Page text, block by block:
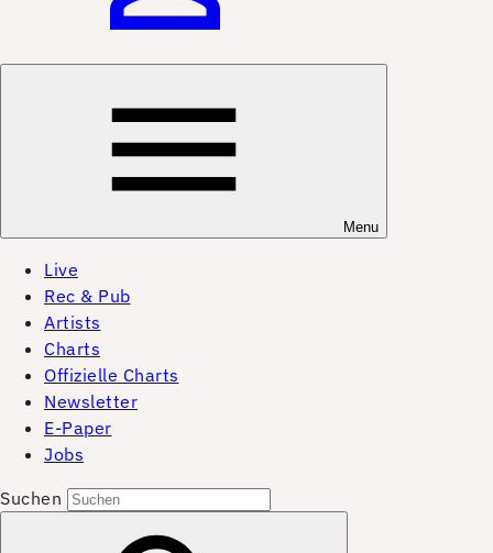
Menu
Live
Rec & Pub
Artists
Charts
Offizielle Charts
Newsletter
E-Paper
Jobs
Suchen